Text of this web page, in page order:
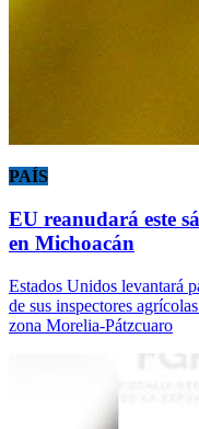
PAÍS
EU reanudará este
en Michoacán
Estados Unidos levantará
de sus inspectores
zona Morelia-Pátzcuaro